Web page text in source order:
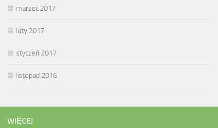
marzec 2017
luty 2017
styczeń 2017
listopad 2016
WIĘCEJ